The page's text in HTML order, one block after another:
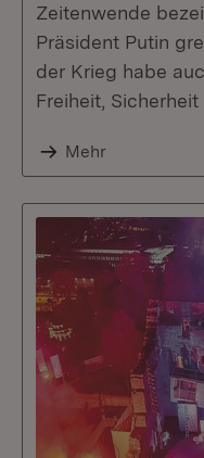
Zeitenwende
Präsident Putin
der Krieg habe
Freiheit, Sicherheit
Mehr